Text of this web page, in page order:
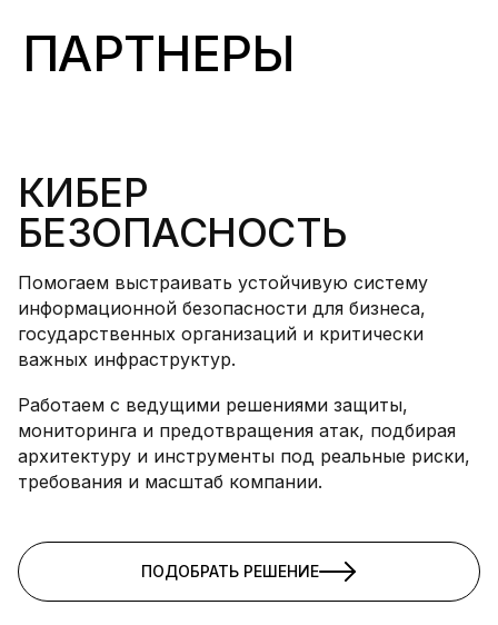
ПАРТНЕРЫ
КИБЕР
БЕЗОПАСНОСТЬ
Помогаем выстраивать устойчивую систему
информационной безопасности для бизнеса,
государственных организаций и критически
важных инфраструктур.
Работаем с ведущими решениями защиты,
мониторинга и предотвращения атак, подбирая
архитектуру и инструменты под реальные риски,
требования и масштаб компании.
ПОДОБРАТЬ РЕШЕНИЕ